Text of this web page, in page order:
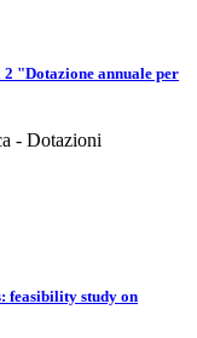
"Dotazione annuale per
- Dotazioni
feasibility study on